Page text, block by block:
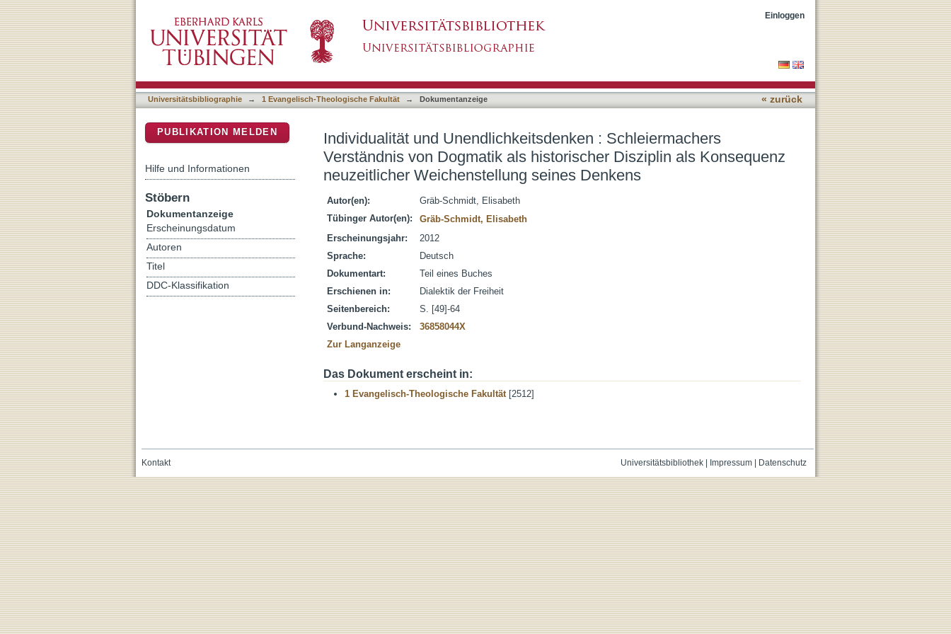
historischer Disziplin als Konsequenz neuzeitlicher Weichenstellung seines Denkens
Einloggen
Universitätsbibliographie → 1 Evangelisch-Theologische Fakultät → Dokumentanzeige « zurück
Individualität und Unendlichkeitsdenken : Schleiermachers
Verständnis von Dogmatik als historischer Disziplin als Konsequenz
neuzeitlicher Weichenstellung seines Denkens
Autor(en):
Gräb-Schmidt, Elisabeth
Tübinger Autor(en):
Gräb-Schmidt, Elisabeth
Erscheinungsjahr:
2012
Sprache:
Deutsch
Dokumentart:
Teil eines Buches
Erschienen in:
Dialektik der Freiheit
Seitenbereich:
S. [49]-64
Verbund-Nachweis:
36858044X
Zur Langanzeige
Das Dokument erscheint in:
1 Evangelisch-Theologische Fakultät[2512]
PUBLIKATION MELDEN
Hilfe und Informationen
Stöbern
Dokumentanzeige
Erscheinungsdatum
Autoren
Titel
DDC-Klassifikation
Universitätsbibliothek| Impressum| Datenschutz
Kontakt